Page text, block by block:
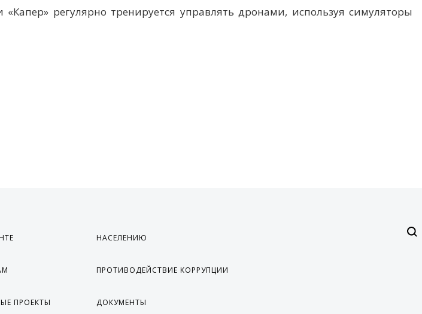
регулярно тренируется управлять дронами, используя симуляторы
НАСЕЛЕНИЮ
ПРОТИВОДЕЙСТВИЕ КОРРУПЦИИ
ПРОЕКТЫ ДОКУМЕНТЫ